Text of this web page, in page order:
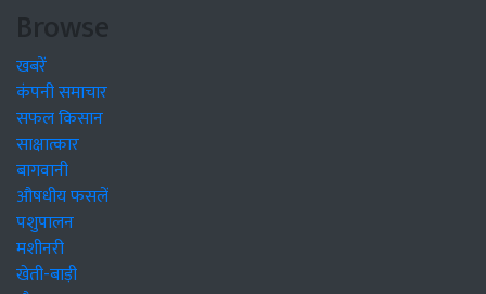
Browse
खबरें
कंपनी समाचार
सफल किसान
साक्षात्कार
बागवानी
औषधीय फसलें
पशुपालन
मशीनरी
खेती-बाड़ी